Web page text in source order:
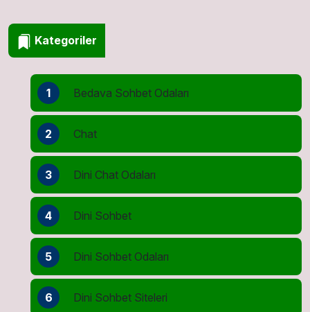
Kategoriler
1 Bedava Sohbet Odaları
2 Chat
3 Dini Chat Odaları
4 Dini Sohbet
5 Dini Sohbet Odaları
6 Dini Sohbet Siteleri